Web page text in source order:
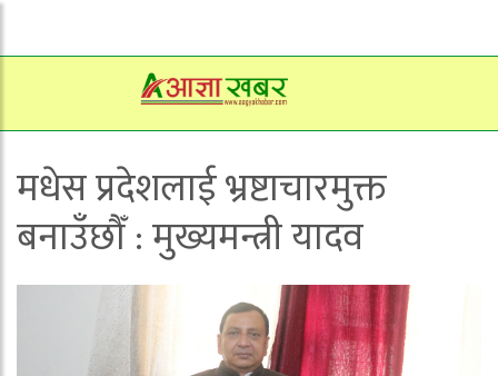
मधेस प्रदेशलाई भ्रष्टाचारमुक्त
बनाउँछौँ : मुख्यमन्त्री यादव